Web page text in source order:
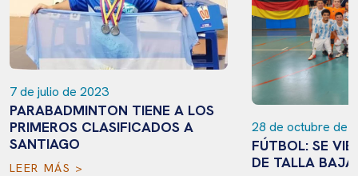
7 de julio de 2023
PARABADMINTON TIENE A LOS
PRIMEROS CLASIFICADOS A
SANTIAGO
LEER MÁS >
28 de octubre de
FÚTBOL: SE
DE TALLA BAJA